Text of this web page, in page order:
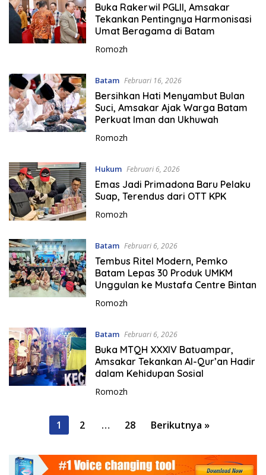
Buka Rakerwil PGLII, Amsakar
Tekankan Pentingnya Harmonisasi
Umat Beragama di Batam
Romozh
Batam Februari 16, 2026
Bersihkan Hati Menyambut Bulan
Suci, Amsakar Ajak Warga Batam
Perkuat Iman dan Ukhuwah
Romozh
Hukum Februari 6, 2026
Emas Jadi Primadona Baru Pelaku
Suap, Terendus dari OTT KPK
Romozh
Batam Februari 6, 2026
Tembus Ritel Modern, Pemko
Batam Lepas 30 Produk UMKM
Unggulan ke Mustafa Centre Bintan
Romozh
Batam Februari 6, 2026
Buka MTQH XXXIV Batuampar,
Amsakar Tekankan Al-Qur’an Hadir
dalam Kehidupan Sosial
Romozh
g
1 2 … 28 Berikutnya »